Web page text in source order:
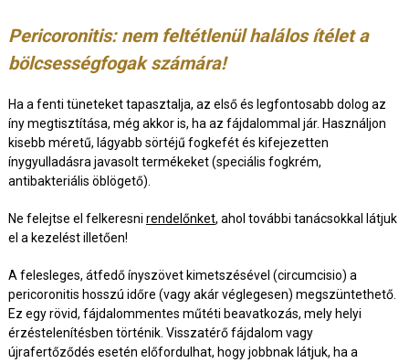
Pericoronitis: nem feltétlenül halálos ítélet a
bölcsességfogak számára!
Ha a fenti tüneteket tapasztalja, az első és legfontosabb dolog az
íny megtisztítása, még akkor is, ha az fájdalommal jár. Használjon
kisebb méretű, lágyabb sörtéjű fogkefét és kifejezetten
ínygyulladásra javasolt termékeket (speciális fogkrém,
antibakteriális öblögető).
Ne felejtse el felkeresni rendelőnket, ahol további tanácsokkal látjuk
el a kezelést illetően!
A felesleges, átfedő ínyszövet kimetszésével (circumcisio) a
pericoronitis hosszú időre (vagy akár véglegesen) megszüntethető.
Ez egy rövid, fájdalommentes műtéti beavatkozás, mely helyi
érzéstelenítésben történik. Visszatérő fájdalom vagy
újrafertőződés esetén előfordulhat, hogy jobbnak látjuk, ha a